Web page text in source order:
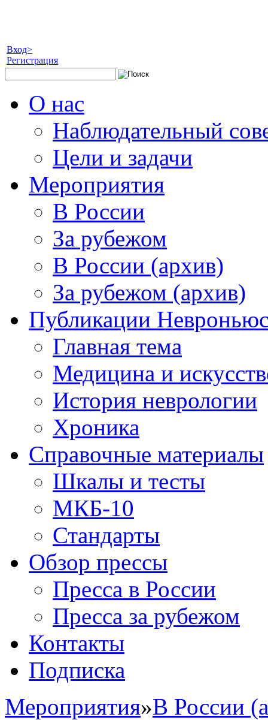
Вход>
Регистрация
О нас
Наблюдательный
Цели и задачи
Мероприятия
В России
За рубежом
В России (архив)
За рубежом (архив)
Публикации
Главная тема
Медицина и
История неврологии
Хроника
Справочные материалы
Шкалы и тесты
МКБ-10
Стандарты
Обзор прессы
Пресса в России
Пресса за рубежом
Контакты
Подписка
Мероприятия»В России